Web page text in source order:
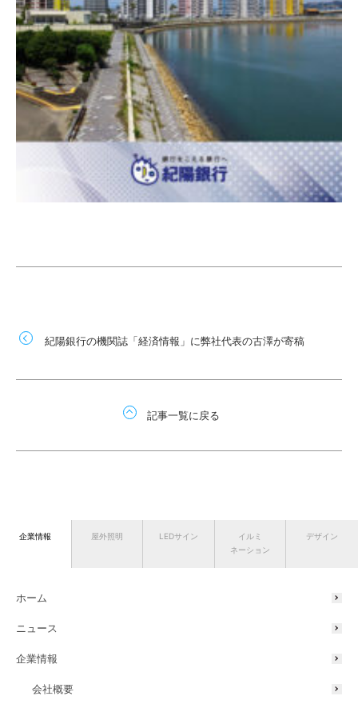
企業情報 屋外照明 LEDサイン
イルミ
ネーション
デザイン
ホーム
ニュース
企業情報
会社概要
紀陽銀行の機関誌「経済情報」に弊社代表の古澤が寄稿
記事一覧に戻る